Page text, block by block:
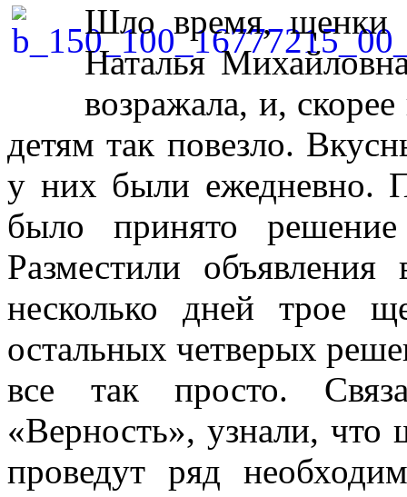
Шло время, щенки
Наталья
возражала, и, скорее
детям так повезло.
у них были ежедневно.
было принято решение
Разместили
несколько дней трое
остальных четверых
все так просто.
«Верность», узнали,
проведут ряд